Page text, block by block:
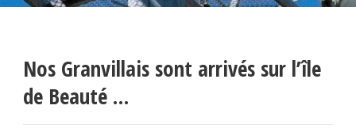
Nos Granvillais sont arrivés sur l’île
de Beauté …